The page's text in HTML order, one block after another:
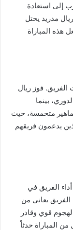
إلى استعادة
مدريد يحتل
هذه المباراة
الفريق. فوز ريال
بينما
متحمسة، حيث
يدعمون فريقهم
الفريق في
الفريق يعاني من
قوي وقادر
من المباراة حدثاً